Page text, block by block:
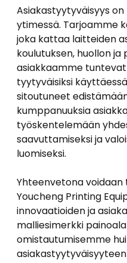
Asiakastyytyväisyys
ytimessä. Tarjoamme
joka kattaa laitteiden
koulutuksen, huollon
asiakkaamme
tyytyväisiksi
sitoutuneet
kumppanuuksia
työskentelemään
saavuttamiseksi ja
luomiseksi.
Yhteenvetona
Youcheng Printing
innovaatioiden ja
malliesimerkki
omistautumisemme